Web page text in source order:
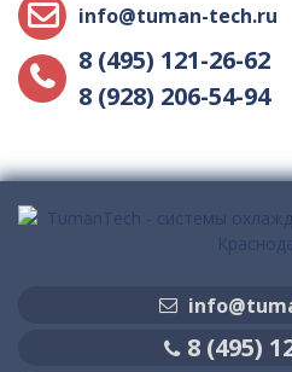
info@tuman-tech.ru
8 (495) 121-26-62
8 (928) 206-54-94
8 (495)